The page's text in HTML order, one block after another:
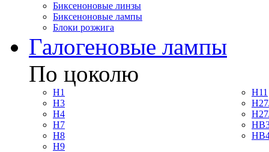
Биксеноновые линзы
Биксеноновые лампы
Блоки розжига
Галогеновые лампы
По цоколю
H1
H3
H4
H7
H8
H9
H11